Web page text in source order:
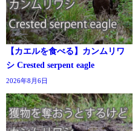
【カエルを食べる】カンムリワ
シ Crested serpent eagle
2026年8月6日